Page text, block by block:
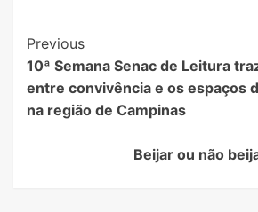
Post
Navigation
Previous
10ª Semana Senac de Leitura
entre convivência e os espaços
na região de Campinas
Beijar ou não